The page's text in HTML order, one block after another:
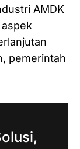
AMDK
pemerintah